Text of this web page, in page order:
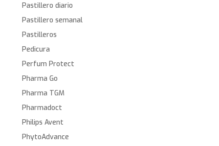
Pastillero diario
Pastillero semanal
Pastilleros
Pedicura
Perfum Protect
Pharma Go
Pharma TGM
Pharmadoct
Philips Avent
PhytoAdvance